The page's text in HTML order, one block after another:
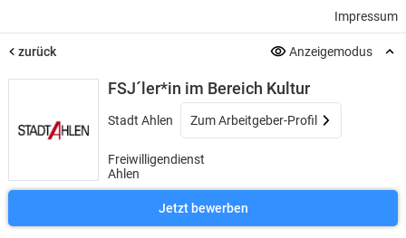
Impressum
zurück Anzeigemodus
FSJ´ler*in im Bereich Kultur
Stadt Ahlen Zum Arbeitgeber-Profil
Freiwilligendienst
Ahlen
Jetzt bewerben